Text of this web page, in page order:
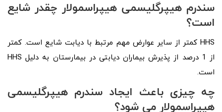
سندرم هیپرگلیسمی هیپراسمولار چقدر شایع
است؟
HHS کمتر از سایر عوارض مهم مرتبط با دیابت شایع است. کمتر
از 1 درصد از پذیرش بیماران دیابتی در بیمارستان به دلیل HHS
است.
چه چیزی باعث ایجاد سندرم هیپرگلیسمی
هیپراسمولار می شود؟